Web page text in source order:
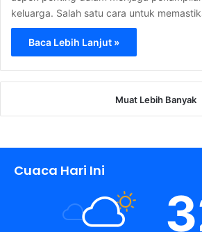
keluarga. Salah satu cara untuk
Baca Lebih Lanjut »
Muat Lebih Banyak
Cuaca Hari Ini